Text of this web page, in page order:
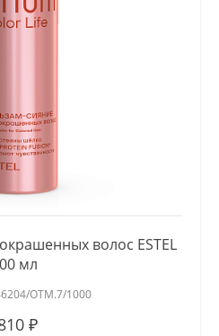
волос ESTEL
мл
OTM.7/1000
₽